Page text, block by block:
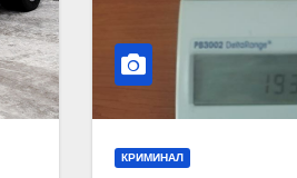
КРИМИНАЛ